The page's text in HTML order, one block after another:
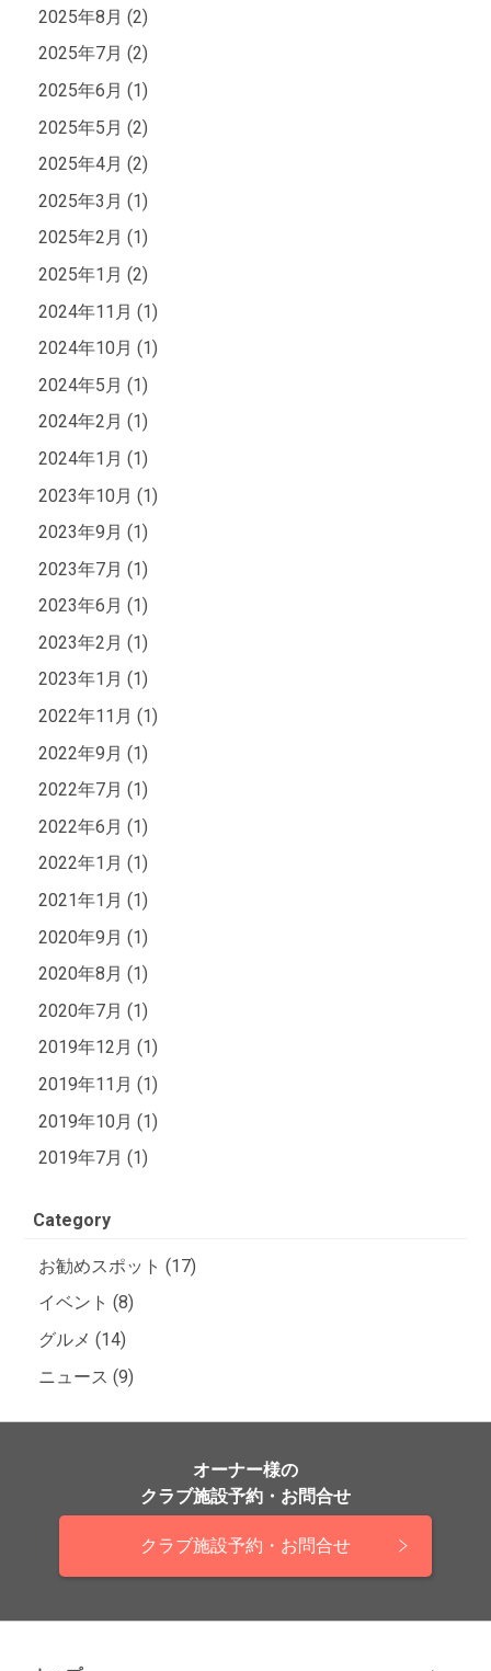
2025年8月 (2)
2025年7月 (2)
2025年6月 (1)
2025年5月 (2)
2025年4月 (2)
2025年3月 (1)
2025年2月 (1)
2025年1月 (2)
2024年11月 (1)
2024年10月 (1)
2024年5月 (1)
2024年2月 (1)
2024年1月 (1)
2023年10月 (1)
2023年9月 (1)
2023年7月 (1)
2023年6月 (1)
2023年2月 (1)
2023年1月 (1)
2022年11月 (1)
2022年9月 (1)
2022年7月 (1)
2022年6月 (1)
2022年1月 (1)
2021年1月 (1)
2020年9月 (1)
2020年8月 (1)
2020年7月 (1)
2019年12月 (1)
2019年11月 (1)
2019年10月 (1)
2019年7月 (1)
Category
お勧めスポット (17)
イベント (8)
グルメ (14)
ニュース (9)
オーナー様の
クラブ施設予約・お問合せ
クラブ施設予約・お問合せ